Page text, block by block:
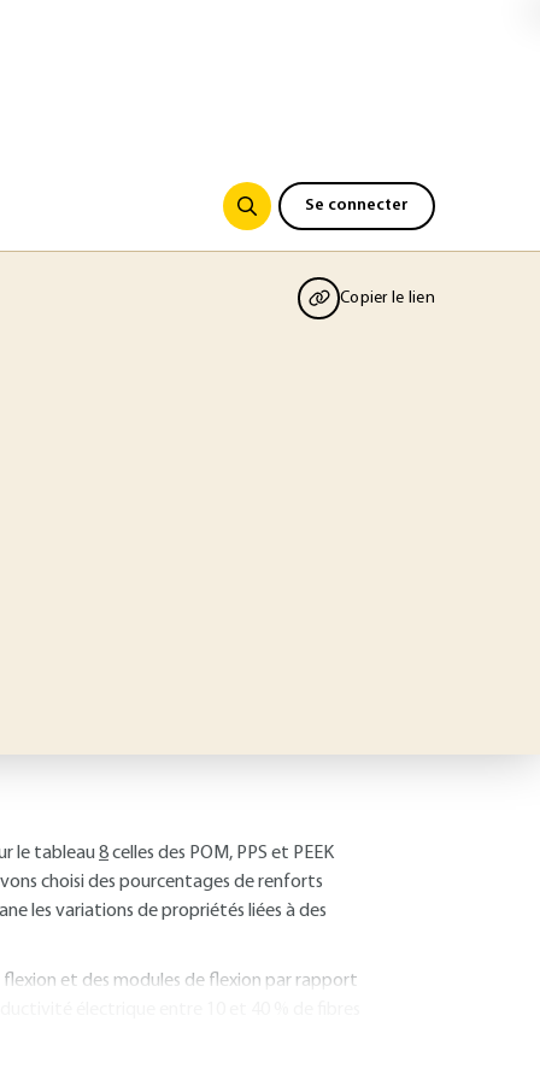
Se connecter
Copier le lien
le tableau8celles des POM, PPS et PEEK
choisi des pourcentages de renforts
les variations de propriétés liées à des
flexion et des modules de flexion par rapport